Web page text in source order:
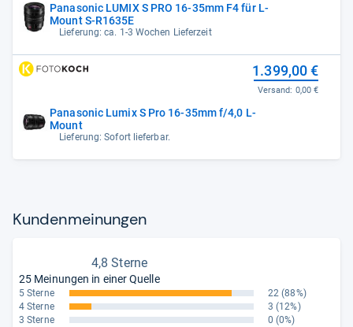
Panasonic LUMIX S PRO 16-35mm F4 für L-
Mount S-R1635E
Lieferung: ca. 1-3 Wochen Lieferzeit
Panasonic Lumix S Pro 16-35mm f/4,0 L-
Mount
Lieferung: Sofort lieferbar.
1.399,00 €
Versand: 0,00 €
Kun­den­mei­nun­gen
4,8 Sterne
25 Meinungen in einer Quelle
5 Sterne 22 (88%)
4 Sterne
3 (12%)
3 Sterne
0 (0%)